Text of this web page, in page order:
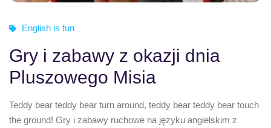
English is fun
Gry i zabawy z okazji dnia
Pluszowego Misia
Teddy bear teddy bear turn around, teddy bear teddy bear touch
the ground! Gry i zabawy ruchowe na języku angielskim z